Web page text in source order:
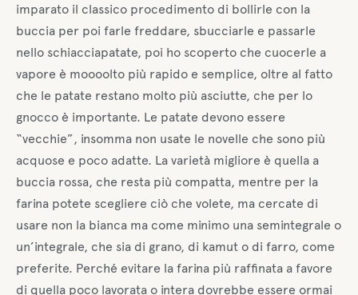
imparato il classico procedimento di bollirle con la
buccia per poi farle freddare, sbucciarle e passarle
nello schiacciapatate, poi ho scoperto che cuocerle a
vapore è moooolto più rapido e semplice, oltre al fatto
che le patate restano molto più asciutte, che per lo
gnocco è importante. Le patate devono essere
“vecchie”, insomma non usate le novelle che sono più
acquose e poco adatte. La varietà migliore è quella a
buccia rossa, che resta più compatta, mentre per la
farina potete scegliere ciò che volete, ma cercate di
usare non la bianca ma come minimo una semintegrale o
un’integrale, che sia di grano, di kamut o di farro, come
preferite. Perché evitare la farina più raffinata a favore
di quella poco lavorata o intera dovrebbe essere ormai